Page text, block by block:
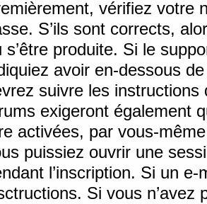
vérifiez votre
S’ils sont corrects,
s’être produite. Si le
avoir en-dessous
suivre les
exigeront également
activées, par vous-
puissiez ouvrir une
l’inscription. Si un
Si vous n’avez